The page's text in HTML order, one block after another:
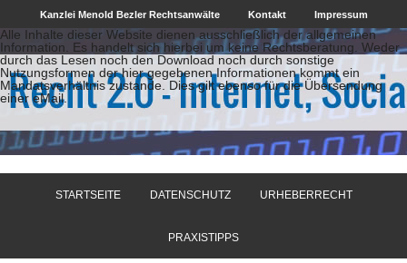
Kanzlei Menold Bezler Rechtsanwälte Kontakt Impressum
Alle Inhalte dieser Website dienen ausschließlich der allgemeinen
Information. Es handelt sich hierbei um keine Rechtsberatung. Weder
durch das Lesen noch den Download noch durch sonstige
Nutzungsformen der hier gegebenen Informationen kommt ein
Mandatsverhältnis zustande. Dies gilt ebenso für die Übersendung
einer eMail.
STARTSEITE DATENSCHUTZ URHEBERRECHT
PRAXISTIPPS